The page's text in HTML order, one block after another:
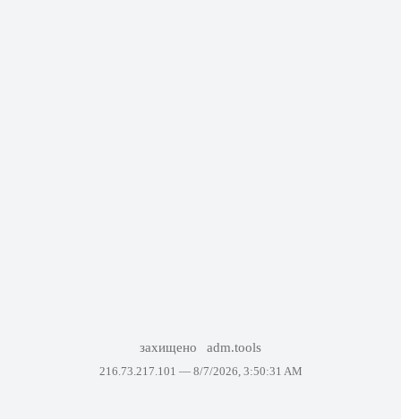
захищено adm.tools
216.73.217.101 — 8/7/2026, 3:50:31 AM